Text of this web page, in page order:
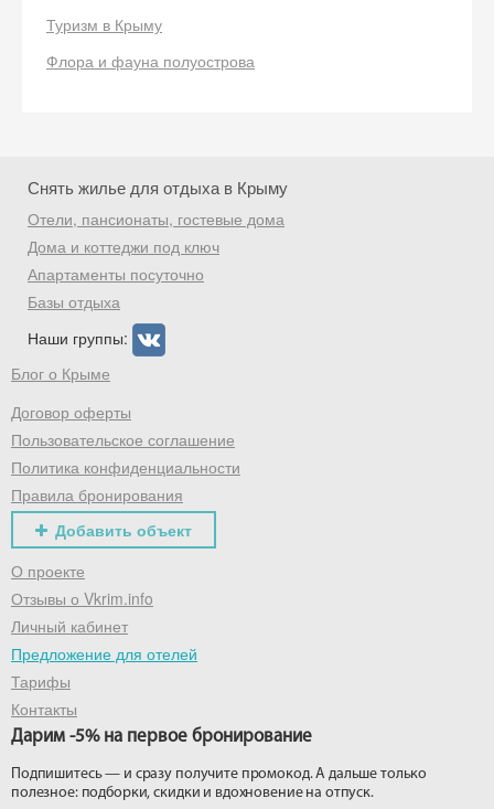
Туризм в Крыму
Флора и фауна полуострова
Снять жилье для отдыха в Крыму
Отели, пансионаты, гостевые дома
Дома и коттеджи под ключ
Апартаменты посуточно
Базы отдыха
Наши группы:
Блог о Крыме
Договор оферты
Пользовательское соглашение
Политика конфиденциальности
Правила бронирования
Добавить объект
О проекте
Отзывы о Vkrim.info
Личный кабинет
Предложение для отелей
Тарифы
Контакты
Дарим -5% на первое бронирование
Подпишитесь — и сразу получите промокод. А дальше только
полезное: подборки, скидки и вдохновение на отпуск.